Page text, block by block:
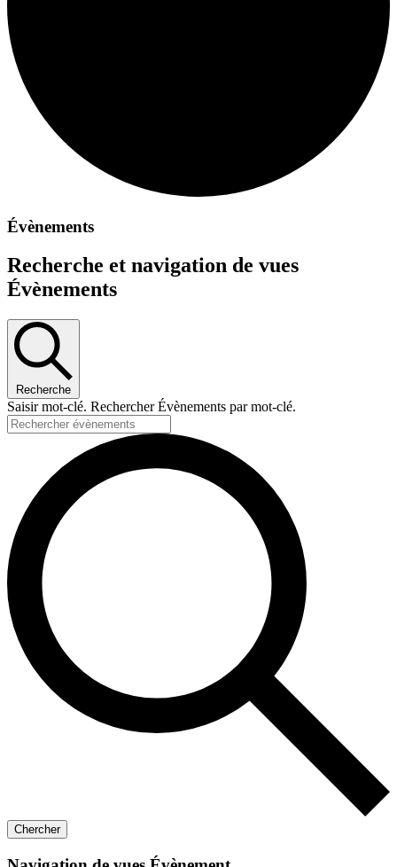
Évènements
Recherche et navigation de vues
Évènements
Recherche
Saisir mot-clé. Rechercher Évènements par mot-clé.
Chercher